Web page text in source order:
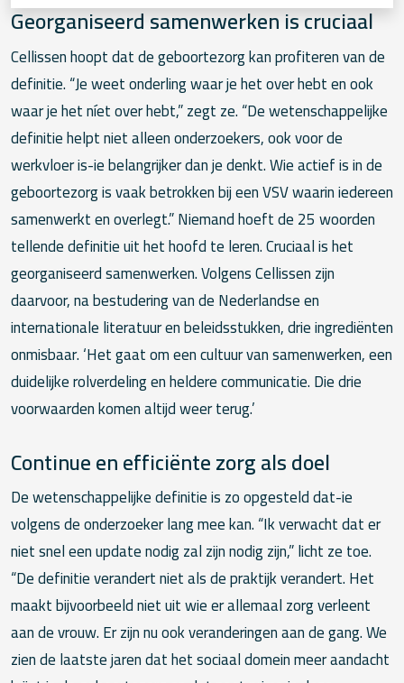
Georganiseerd samenwerken is cruciaal
Cellissen hoopt dat de geboortezorg kan profiteren van de
definitie. “Je weet onderling waar je het over hebt en ook
waar je het níet over hebt,” zegt ze. “De wetenschappelijke
definitie helpt niet alleen onderzoekers, ook voor de
werkvloer is-ie belangrijker dan je denkt. Wie actief is in de
geboortezorg is vaak betrokken bij een VSV waarin iedereen
samenwerkt en overlegt.” Niemand hoeft de 25 woorden
tellende definitie uit het hoofd te leren. Cruciaal is het
georganiseerd samenwerken. Volgens Cellissen zijn
daarvoor, na bestudering van de Nederlandse en
internationale literatuur en beleidsstukken, drie ingrediënten
onmisbaar. ‘Het gaat om een cultuur van samenwerken, een
duidelijke rolverdeling en heldere communicatie. Die drie
voorwaarden komen altijd weer terug.’
Continue en efficiënte zorg als doel
De wetenschappelijke definitie is zo opgesteld dat-ie
volgens de onderzoeker lang mee kan. “Ik verwacht dat er
niet snel een update nodig zal zijn nodig zijn,” licht ze toe.
“De definitie verandert niet als de praktijk verandert. Het
maakt bijvoorbeeld niet uit wie er allemaal zorg verleent
aan de vrouw. Er zijn nu ook veranderingen aan de gang. We
zien de laatste jaren dat het sociaal domein meer aandacht